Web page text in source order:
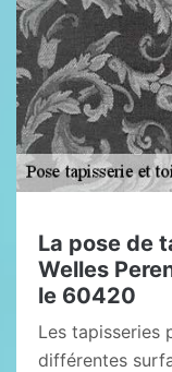
La pose de
Welles
le 60420
Les tapisseries
différentes